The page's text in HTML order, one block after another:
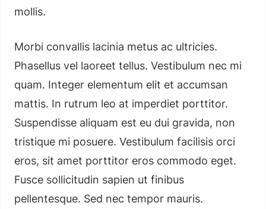
mollis.
Morbi convallis lacinia metus ac ultricies.
Phasellus vel laoreet tellus. Vestibulum nec mi
quam. Integer elementum elit et accumsan
mattis. In rutrum leo at imperdiet porttitor.
Suspendisse aliquam est eu dui gravida, non
tristique mi posuere. Vestibulum facilisis orci
eros, sit amet porttitor eros commodo eget.
Fusce sollicitudin sapien ut finibus
pellentesque. Sed nec tempor mauris.